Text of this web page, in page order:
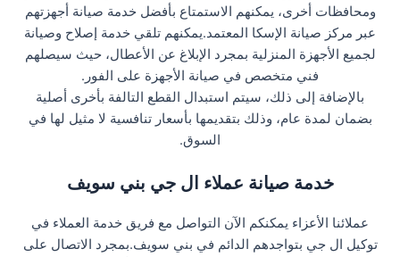
ومحافظات أخرى، يمكنهم الاستمتاع بأفضل خدمة صيانة أجهزتهم
عبر مركز صيانة الإسكا المعتمد.يمكنهم تلقي خدمة إصلاح وصيانة
لجميع الأجهزة المنزلية بمجرد الإبلاغ عن الأعطال، حيث سيصلهم
فني متخصص في صيانة الأجهزة على الفور.
بالإضافة إلى ذلك، سيتم استبدال القطع التالفة بأخرى أصلية
بضمان لمدة عام، وذلك بتقديمها بأسعار تنافسية لا مثيل لها في
السوق.
خدمة صيانة عملاء ال جي بني سويف
عملائنا الأعزاء يمكنكم الآن التواصل مع فريق خدمة العملاء في
توكيل ال جي بتواجدهم الدائم في بني سويف.بمجرد الاتصال على